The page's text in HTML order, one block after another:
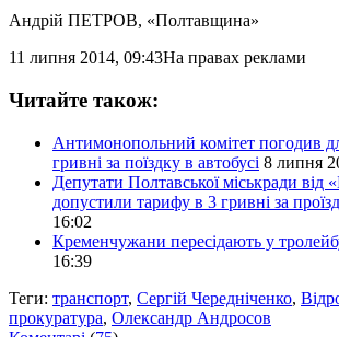
Андрій ПЕТРОВ, «Полтавщина»
11 липня 2014, 09:43На правах реклами
Читайте також:
Антимонопольний комітет погодив
гривні за поїздку в автобусі 8 липня
Депутати Полтавської міськради від
допустили тарифу в 3 гривні за проїзд
16:02
Кременчужани пересідають у
16:39
Теги: транспорт, Сергій Чередніченко,
прокуратура, Олександр Андросов